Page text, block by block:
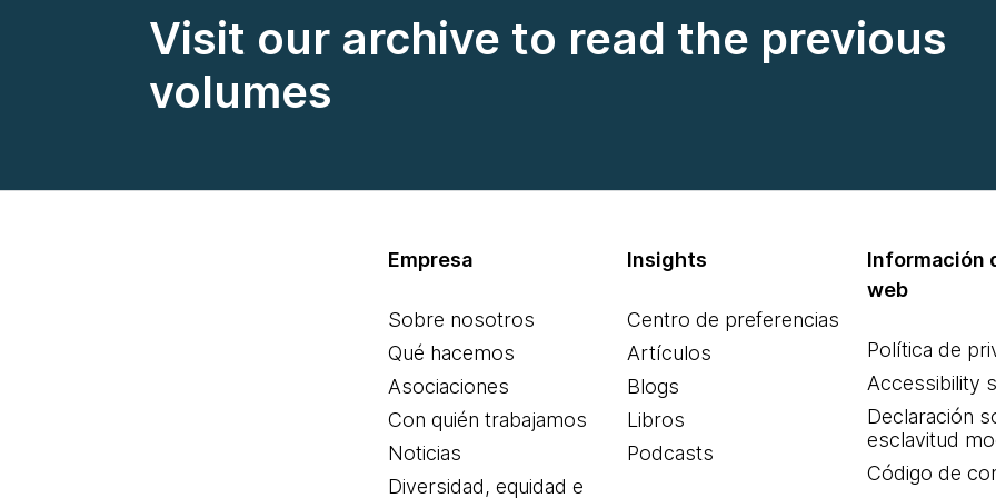
Visit our archive to read the previous
volumes
Empresa
Sobre nosotros
Qué hacemos
Asociaciones
Con quién trabajamos
Noticias
Diversidad, equidad e
Insights
Centro de preferencias
Artículos
Blogs
Libros
Podcasts
Información
web
Política de
Accessibility
Declaración
esclavitud
Código de